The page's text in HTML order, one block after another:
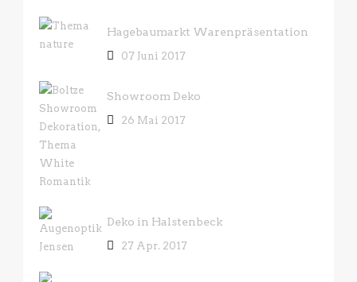
Hagebaumarkt Warenpräsentation
07 Juni 2017
Showroom Deko
26 Mai 2017
Deko in Halstenbeck
27 Apr. 2017